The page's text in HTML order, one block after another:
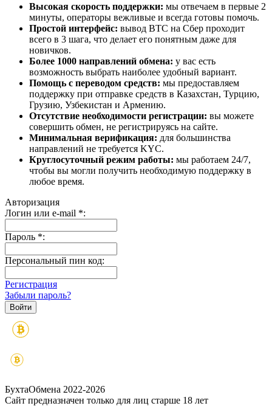
Высокая скорость поддержки: мы отвечаем в первые 2
минуты, операторы вежливые и всегда готовы помочь.
Простой интерфейс: вывод BTC на Сбер проходит
всего в 3 шага, что делает его понятным даже для
новичков.
Более 1000 направлений обмена: у вас есть
возможность выбрать наиболее удобный вариант.
Помощь с переводом средств: мы предоставляем
поддержку при отправке средств в Казахстан, Турцию,
Грузию, Узбекистан и Армению.
Отсутствие необходимости регистрации: вы можете
совершить обмен, не регистрируясь на сайте.
Минимальная верификация: для большинства
направлений не требуется KYC.
Круглосуточный режим работы: мы работаем 24/7,
чтобы вы могли получить необходимую поддержку в
любое время.
Авторизация
Логин или e-mail *:
Пароль *:
Персональный пин код:
Регистрация
Забыли пароль?
БухтаОбмена 2022-2026
Сайт предназначен только для лиц старше 18 лет